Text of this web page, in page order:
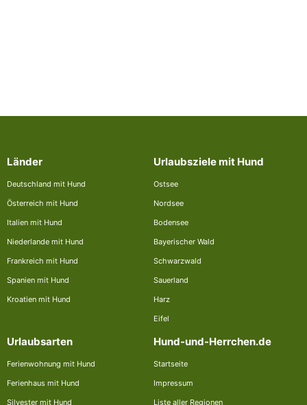
Länder
Deutschland mit Hund
Österreich mit Hund
Italien mit Hund
Niederlande mit Hund
Frankreich mit Hund
Spanien mit Hund
Kroatien mit Hund
Urlaubsziele mit Hund
Ostsee
Nordsee
Bodensee
Bayerischer Wald
Schwarzwald
Sauerland
Harz
Eifel
Urlaubsarten
Ferienwohnung mit Hund
Ferienhaus mit Hund
Silvester mit Hund
Hund-und-Herrchen.de
Startseite
Impressum
Liste aller Regionen